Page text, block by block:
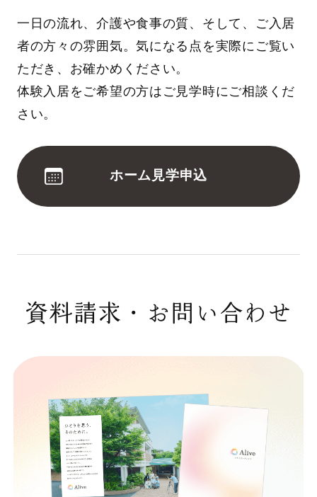
一日の流れ、介護や食事の質、そして、ご入居
者の方々の雰囲気。気になる点を実際にご覧い
ただき、お確かめください。
体験入居をご希望の方はご見学時にご相談くだ
さい。
ホーム見学申込
資料請求・お問い合わせ